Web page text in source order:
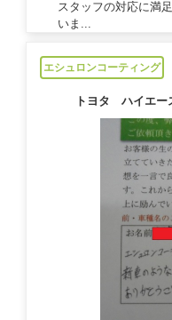
スタッフの対応に満
いま...
エシュロンコーティング
トヨタ ハイエ